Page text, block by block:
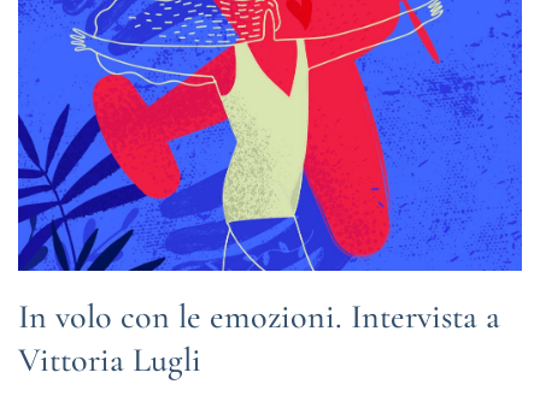
In volo con le emozioni. Intervista a
Vittoria Lugli